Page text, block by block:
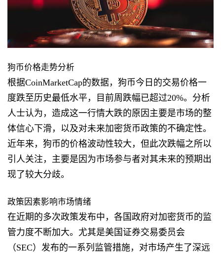
狗币价格走势分析
根据CoinMarketCap的数据，狗币今日的交易价格一
度跌至历史最低水平，目前周跌幅已超过20%。分析
人士认为，造成这一行情大跌的原因主要是市场的整
体信心下滑，以及对未来加密货币政策的不确定性。
近年来，狗币的价格波动性较大，但此次跌幅之所以
引人关注，主要是因为市场参与者对其未来的预期出
现了较大分歧。
政策因素影响市场情绪
在近期的多次政策发布中，各国政府对加密货币的监
管力度不断加大。尤其是美国证券交易委员会
（SEC）发布的一系列监管措施，对市场产生了深远